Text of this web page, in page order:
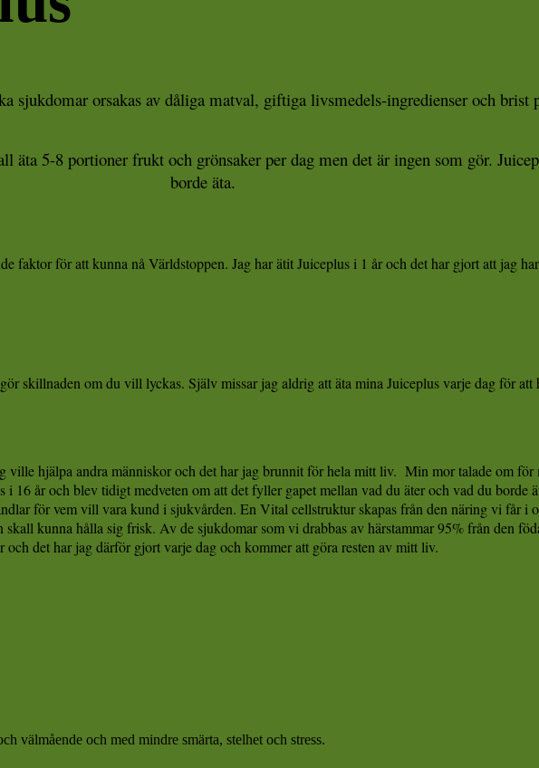
sjukdomar orsakas av dåliga matval, giftiga livsmedels-ingredienser och brist
äta 5-8 portioner frukt och grönsaker per dag men det är ingen som gör.
borde äta.
faktor för att kunna nå Världstoppen. Jag har ätit Juiceplus i 1 år och det har gjort att jag
skillnaden om du vill lyckas. Själv missar jag aldrig att äta mina Juiceplus varje dag för
ville hjälpa andra människor och det har jag brunnit för hela mitt liv. Min mor talade om
16 år och blev tidigt medveten om att det fyller gapet mellan vad du äter och vad du borde
för vem vill vara kund i sjukvården. En Vital cellstruktur skapas från den näring vi får i
kunna hålla sig frisk. Av de sjukdomar som vi drabbas av härstammar 95% från den
det har jag därför gjort varje dag och kommer att göra resten av mitt liv.
välmående och med mindre smärta, stelhet och stress.